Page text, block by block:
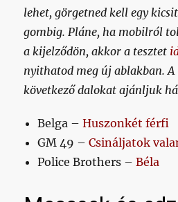
lehet, görgetned kell egy
gombig. Pláne, ha mobilról
a kijelződön, akkor a tesztet
nyithatod meg új ablakban.
következő dalokat ajánljuk
Belga –Huszonkét férfi
GM 49 –Csináljatok
Police Brothers –Béla